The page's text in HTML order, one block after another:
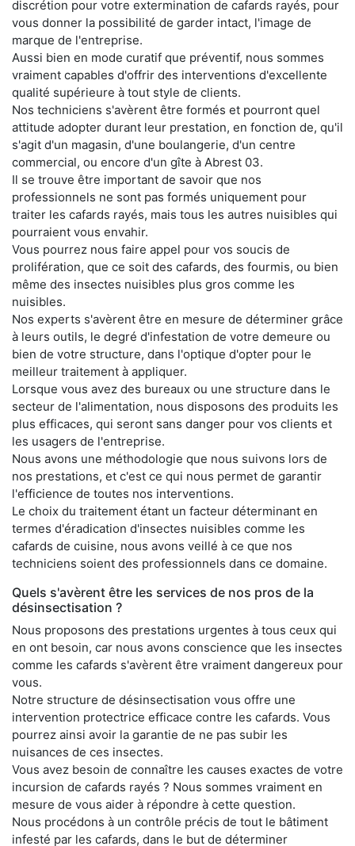
discrétion pour votre extermination de cafards rayés, pour
vous donner la possibilité de garder intact, l'image de
marque de l'entreprise.
Aussi bien en mode curatif que préventif, nous sommes
vraiment capables d'offrir des interventions d'excellente
qualité supérieure à tout style de clients.
Nos techniciens s'avèrent être formés et pourront quel
attitude adopter durant leur prestation, en fonction de, qu'il
s'agit d'un magasin, d'une boulangerie, d'un centre
commercial, ou encore d'un gîte à Abrest 03.
Il se trouve être important de savoir que nos
professionnels ne sont pas formés uniquement pour
traiter les cafards rayés, mais tous les autres nuisibles qui
pourraient vous envahir.
Vous pourrez nous faire appel pour vos soucis de
prolifération, que ce soit des cafards, des fourmis, ou bien
même des insectes nuisibles plus gros comme les
nuisibles.
Nos experts s'avèrent être en mesure de déterminer grâce
à leurs outils, le degré d'infestation de votre demeure ou
bien de votre structure, dans l'optique d'opter pour le
meilleur traitement à appliquer.
Lorsque vous avez des bureaux ou une structure dans le
secteur de l'alimentation, nous disposons des produits les
plus efficaces, qui seront sans danger pour vos clients et
les usagers de l'entreprise.
Nous avons une méthodologie que nous suivons lors de
nos prestations, et c'est ce qui nous permet de garantir
l'efficience de toutes nos interventions.
Le choix du traitement étant un facteur déterminant en
termes d'éradication d'insectes nuisibles comme les
cafards de cuisine, nous avons veillé à ce que nos
techniciens soient des professionnels dans ce domaine.
Quels s'avèrent être les services de nos pros de la
désinsectisation ?
Nous proposons des prestations urgentes à tous ceux qui
en ont besoin, car nous avons conscience que les insectes
comme les cafards s'avèrent être vraiment dangereux pour
vous.
Notre structure de désinsectisation vous offre une
intervention protectrice efficace contre les cafards. Vous
pourrez ainsi avoir la garantie de ne pas subir les
nuisances de ces insectes.
Vous avez besoin de connaître les causes exactes de votre
incursion de cafards rayés ? Nous sommes vraiment en
mesure de vous aider à répondre à cette question.
Nous procédons à un contrôle précis de tout le bâtiment
infesté par les cafards, dans le but de déterminer